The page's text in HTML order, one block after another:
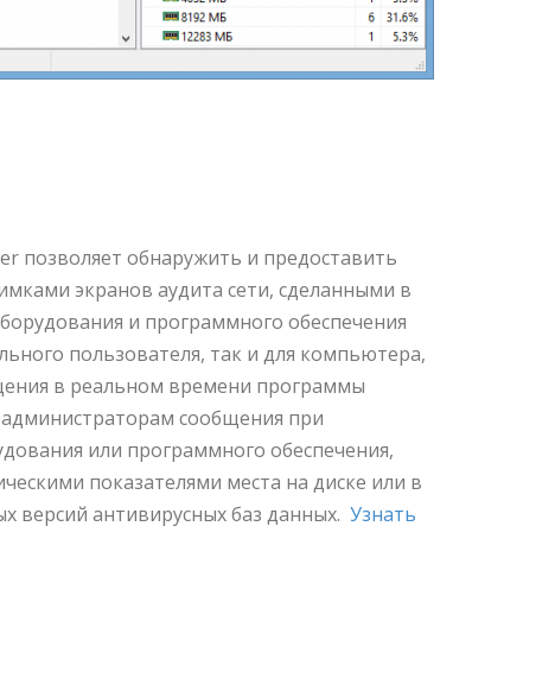
позволяет обнаружить и предоставить
экранов аудита сети, сделанными в
и программного обеспечения
пользователя, так и для компьютера,
в реальном времени программы
сообщения при
или программного обеспечения,
показателями места на диске или в
версий антивирусных баз данных. Узнать